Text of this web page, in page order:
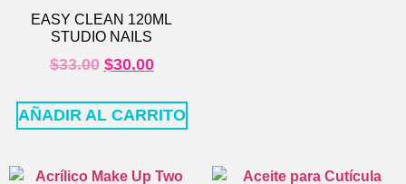
EASY CLEAN 120ML
STUDIO NAILS
$33.00 $30.00
AÑADIR AL CARRITO